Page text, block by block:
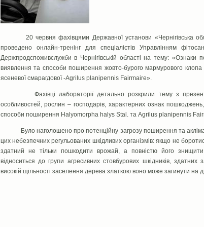
20 червня фахівцями Державної установи «Чернігівська
проведено онлайн-тренінг для спеціалістів Управлінням
Держпродспоживслужби в Чернігівській області на тему: «Ознаки
виявлення та способи поширення жовто-бурого мармурового клопа
ясеневої смарагдової -Agrilus planipennis Fairmairе».
Фахівці лабораторії детально розкрили тему з
особливостей, рослин – господарів, характерних ознак
способи поширення Halyomorpha halys Stal. та Agrilus planipennis
Було наголошено про потенційну загрозу поширення та
цих небезпечних регульованих шкідливих організмів: якщо не
здатний не тільки пошкодити врожай, а повністю його
відноситься до групи агресивних стовбурових шкідників,
високій щільності заселення дерева златкою воно може загинути на